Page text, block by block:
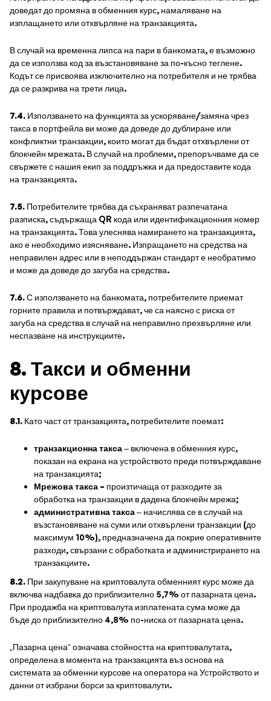
доведат до промяна в обменния курс, намаляване на
изплащането или отхвърляне на транзакцията.
В случай на временна липса на пари в банкомата, е възможно
да се използва код за възстановяване за по-късно теглене.
Кодът се присвоява изключително на потребителя и не трябва
да се разкрива на трети лица.
7.4. Използването на функцията за ускоряване/замяна чрез
такса в портфейла ви може да доведе до дублиране или
конфликтни транзакции, които могат да бъдат отхвърлени от
блокчейн мрежата. В случай на проблеми, препоръчваме да се
свържете с нашия екип за поддръжка и да предоставите кода
на транзакцията.
7.5. Потребителите трябва да съхраняват разпечатана
разписка, съдържаща QR кода или идентификационния номер
на транзакцията. Това улеснява намирането на транзакцията,
ако е необходимо изясняване. Изпращането на средства на
неправилен адрес или в неподдържан стандарт е необратимо
и може да доведе до загуба на средства.
7.6.С използването на банкомата, потребителите приемат
горните правила и потвърждават, че са наясно с риска от
загуба на средства в случай на неправилно прехвърляне или
неспазване на инструкциите.
8. Такси и обменни
курсове
8.1. Като част от транзакцията, потребителите поемат:
транзакционна такса– включена в обменния курс,
показан на екрана на устройството преди потвърждаване
на транзакцията;
Мрежова такса – произтичаща от разходите за
обработка на транзакции в дадена блокчейн мрежа;
административна такса– начислява се в случай на
възстановяване на суми или отхвърлени транзакции (до
максимум 10%), предназначена да покрие оперативните
разходи, свързани с обработката и администрирането на
транзакциите.
8.2. При закупуване на криптовалута обменният курс може да
включва надбавка до приблизително 5,7% от пазарната цена.
При продажба на криптовалута изплатената сума може да
бъде до приблизително 4,8% по-ниска от пазарната цена.
„Пазарна цена“ означава стойността на криптовалутата,
определена в момента на транзакцията въз основа на
системата за обменни курсове на оператора на Устройството и
данни от избрани борси за криптовалути.